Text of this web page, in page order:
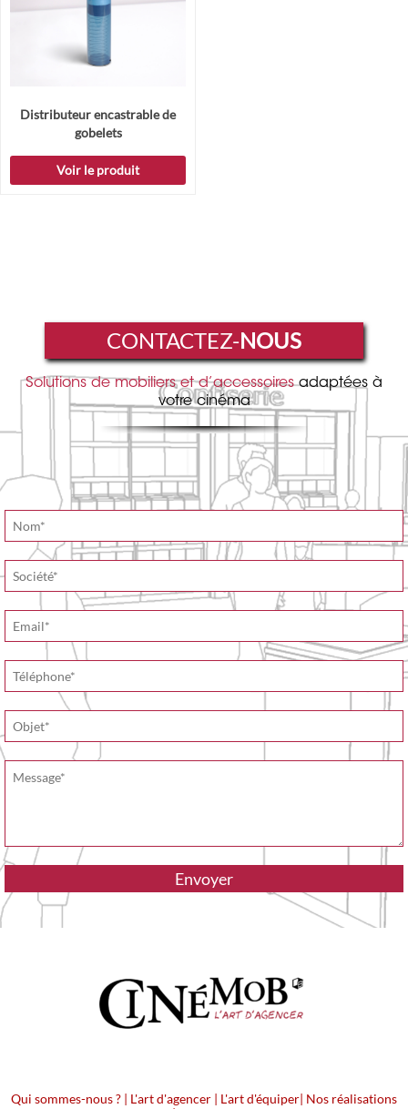
Distributeur encastrable de
gobelets
Voir le produit
CONTACTEZ-NOUS
Solutions de mobiliers et d’accessoiresadaptées à
votre cinéma
Qui sommes-nous ? | L'art d'agencer | L'art d'équiper| Nos réalisations